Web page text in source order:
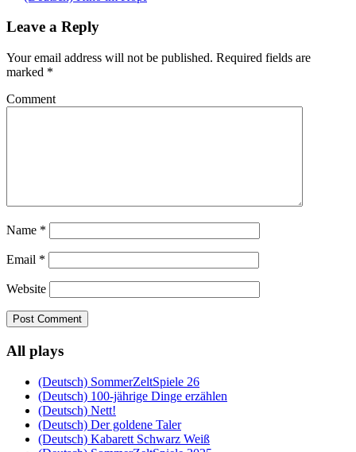
Leave a Reply
Your email address will not be published. Required fields are
marked *
Comment
Name *
Email *
Website
All plays
(Deutsch) SommerZeltSpiele 26
(Deutsch) 100-jährige Dinge erzählen
(Deutsch) Nett!
(Deutsch) Der goldene Taler
(Deutsch) Kabarett Schwarz Weiß